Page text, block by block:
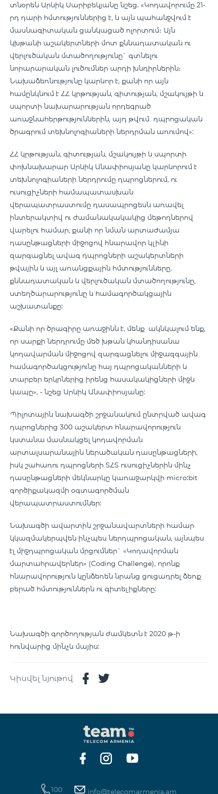
տնօրեն Արևիկ Սարիբեկյանը նշեց. «Կոդավորումը 21-
րդ դարի հմտություններից է, և այն պահանջվում է
մասնագիտական ցանկացած ոլորտում։ Այն
կխթանի աշակերտների մոտ քննադատական ու
վերլուծական մտածողությունը` գտնելու
նորարարական լուծումներ արդի խնդիրներին։
Նախաձեռնությունը կարևոր է, քանի որ այն
համընկնում է ՀՀ կրթության, գիտության, մշակույթի և
սպորտի նախարարության որդեգրած
առաջնահերթություններին, այդ թվում դպրոցական
ծրագրում տեխնոլոգիաների ներդրման առումով»:
ՀՀ կրթության, գիտության, մշակույթի և սպորտի
փոխնախարար Արևիկ Անափիոսյանը կարևորում է
տեխնոլոգիաների ներդրումը դպրոցներում, ու
ուսուցիչների համապատասխան
վերապատրաստումը դասապրոցեսն առավել
ինտերակտիվ ու ժամանակակակից մեթոդներով
վարելու համար, քանի որ նման արտաժամյա
դասընթացների միջոցով հնարավոր կլինի
զարգացնել ավագ դպրոցների աշակերտների
թվային և այլ առանցքային հմտությունները,
քննադատական և վերլուծական մտածողությունը,
ստեղծարարությունը և համագործակցային
աշխատանքը:
«Քանի որ ծրագիրը առաջինն է, մենք ակնկալում ենք,
որ սարքի ներդրումը մեծ խթան կհանդիսանա
կոդավարման միջոցով զարգացնելու միջազգային
համագործակցությունը հայ դպրոցականների և
տարբեր երկրներից իրենց հասակակիցների միջև
կապը», - նշեց Արևիկ Անափիոսյանը:
Պիլոտային նախագծի շրջանակում ընտրված ավագ
դպրոցներից 300 աշակերտ հնարավորություն
կստանա մասնակցել կոդավորման
արտալսարանային ներածական դասընթացների,
իսկ շահառու դպրոցների ՏՀՏ ուսուցիչներին մինչ
դասընթացների մեկնարկը կառաջարկվի micro:bit
գործիքակազմի օգտագործման
վերապատրաստումներ:
Նախագծի ավարտին շրջանավարտների համար
կկազմակերպվեն ինչպես ներդպրոցական, այնպես
էլ միջդպրոցական մրցումներ` «Կոդավորման
մարտահրավերներ» (Coding Challenge), որոնք
հնարավորություն կընձեռեն նրանց ցուցադրել ձեռք
բերած հմտություններն ու գիտելիքները:
Նախագծի գործողության ժամկետն է 2020 թ-ի
հունվարից մինչև մայիս:
Կիսվել նյութով
100 info@telecomarmenia.am